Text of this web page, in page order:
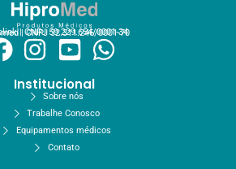
| CNPJ 59.229.654/0001-34
| CNPJ 32.311.246/0001-70
Institucional
Sobre nós
Trabalhe Conosco
Equipamentos médicos
Contato